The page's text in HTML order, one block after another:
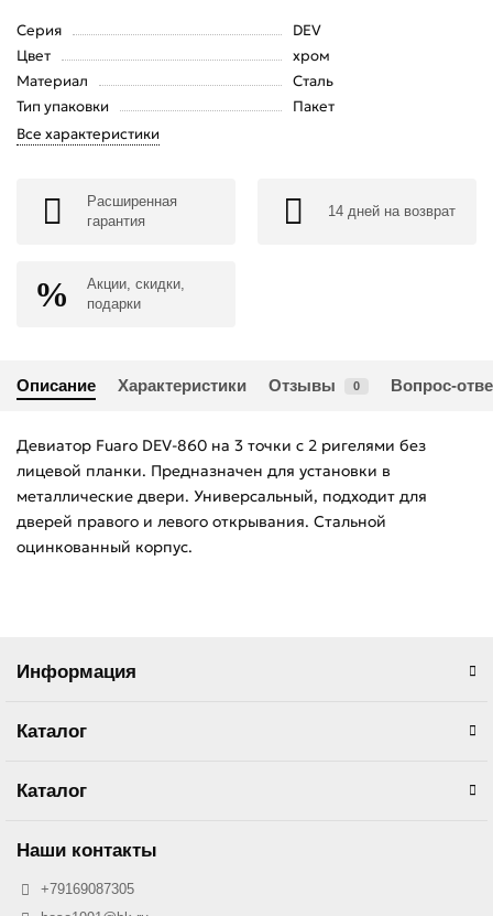
Серия
DEV
Цвет
хром
Материал
Сталь
Тип упаковки
Пакет
Все характеристики
Расширенная
гарантия
14 дней на возврат
Акции, скидки,
подарки
Описание Характеристики Отзывы 0 Вопрос-
Девиатор Fuaro DEV-860 на 3 точки с 2 ригелями без
лицевой планки. Предназначен для установки в
металлические двери. Универсальный, подходит для
дверей правого и левого открывания. Стальной
оцинкованный корпус.
Информация
Каталог
Каталог
Наши контакты
+79169087305